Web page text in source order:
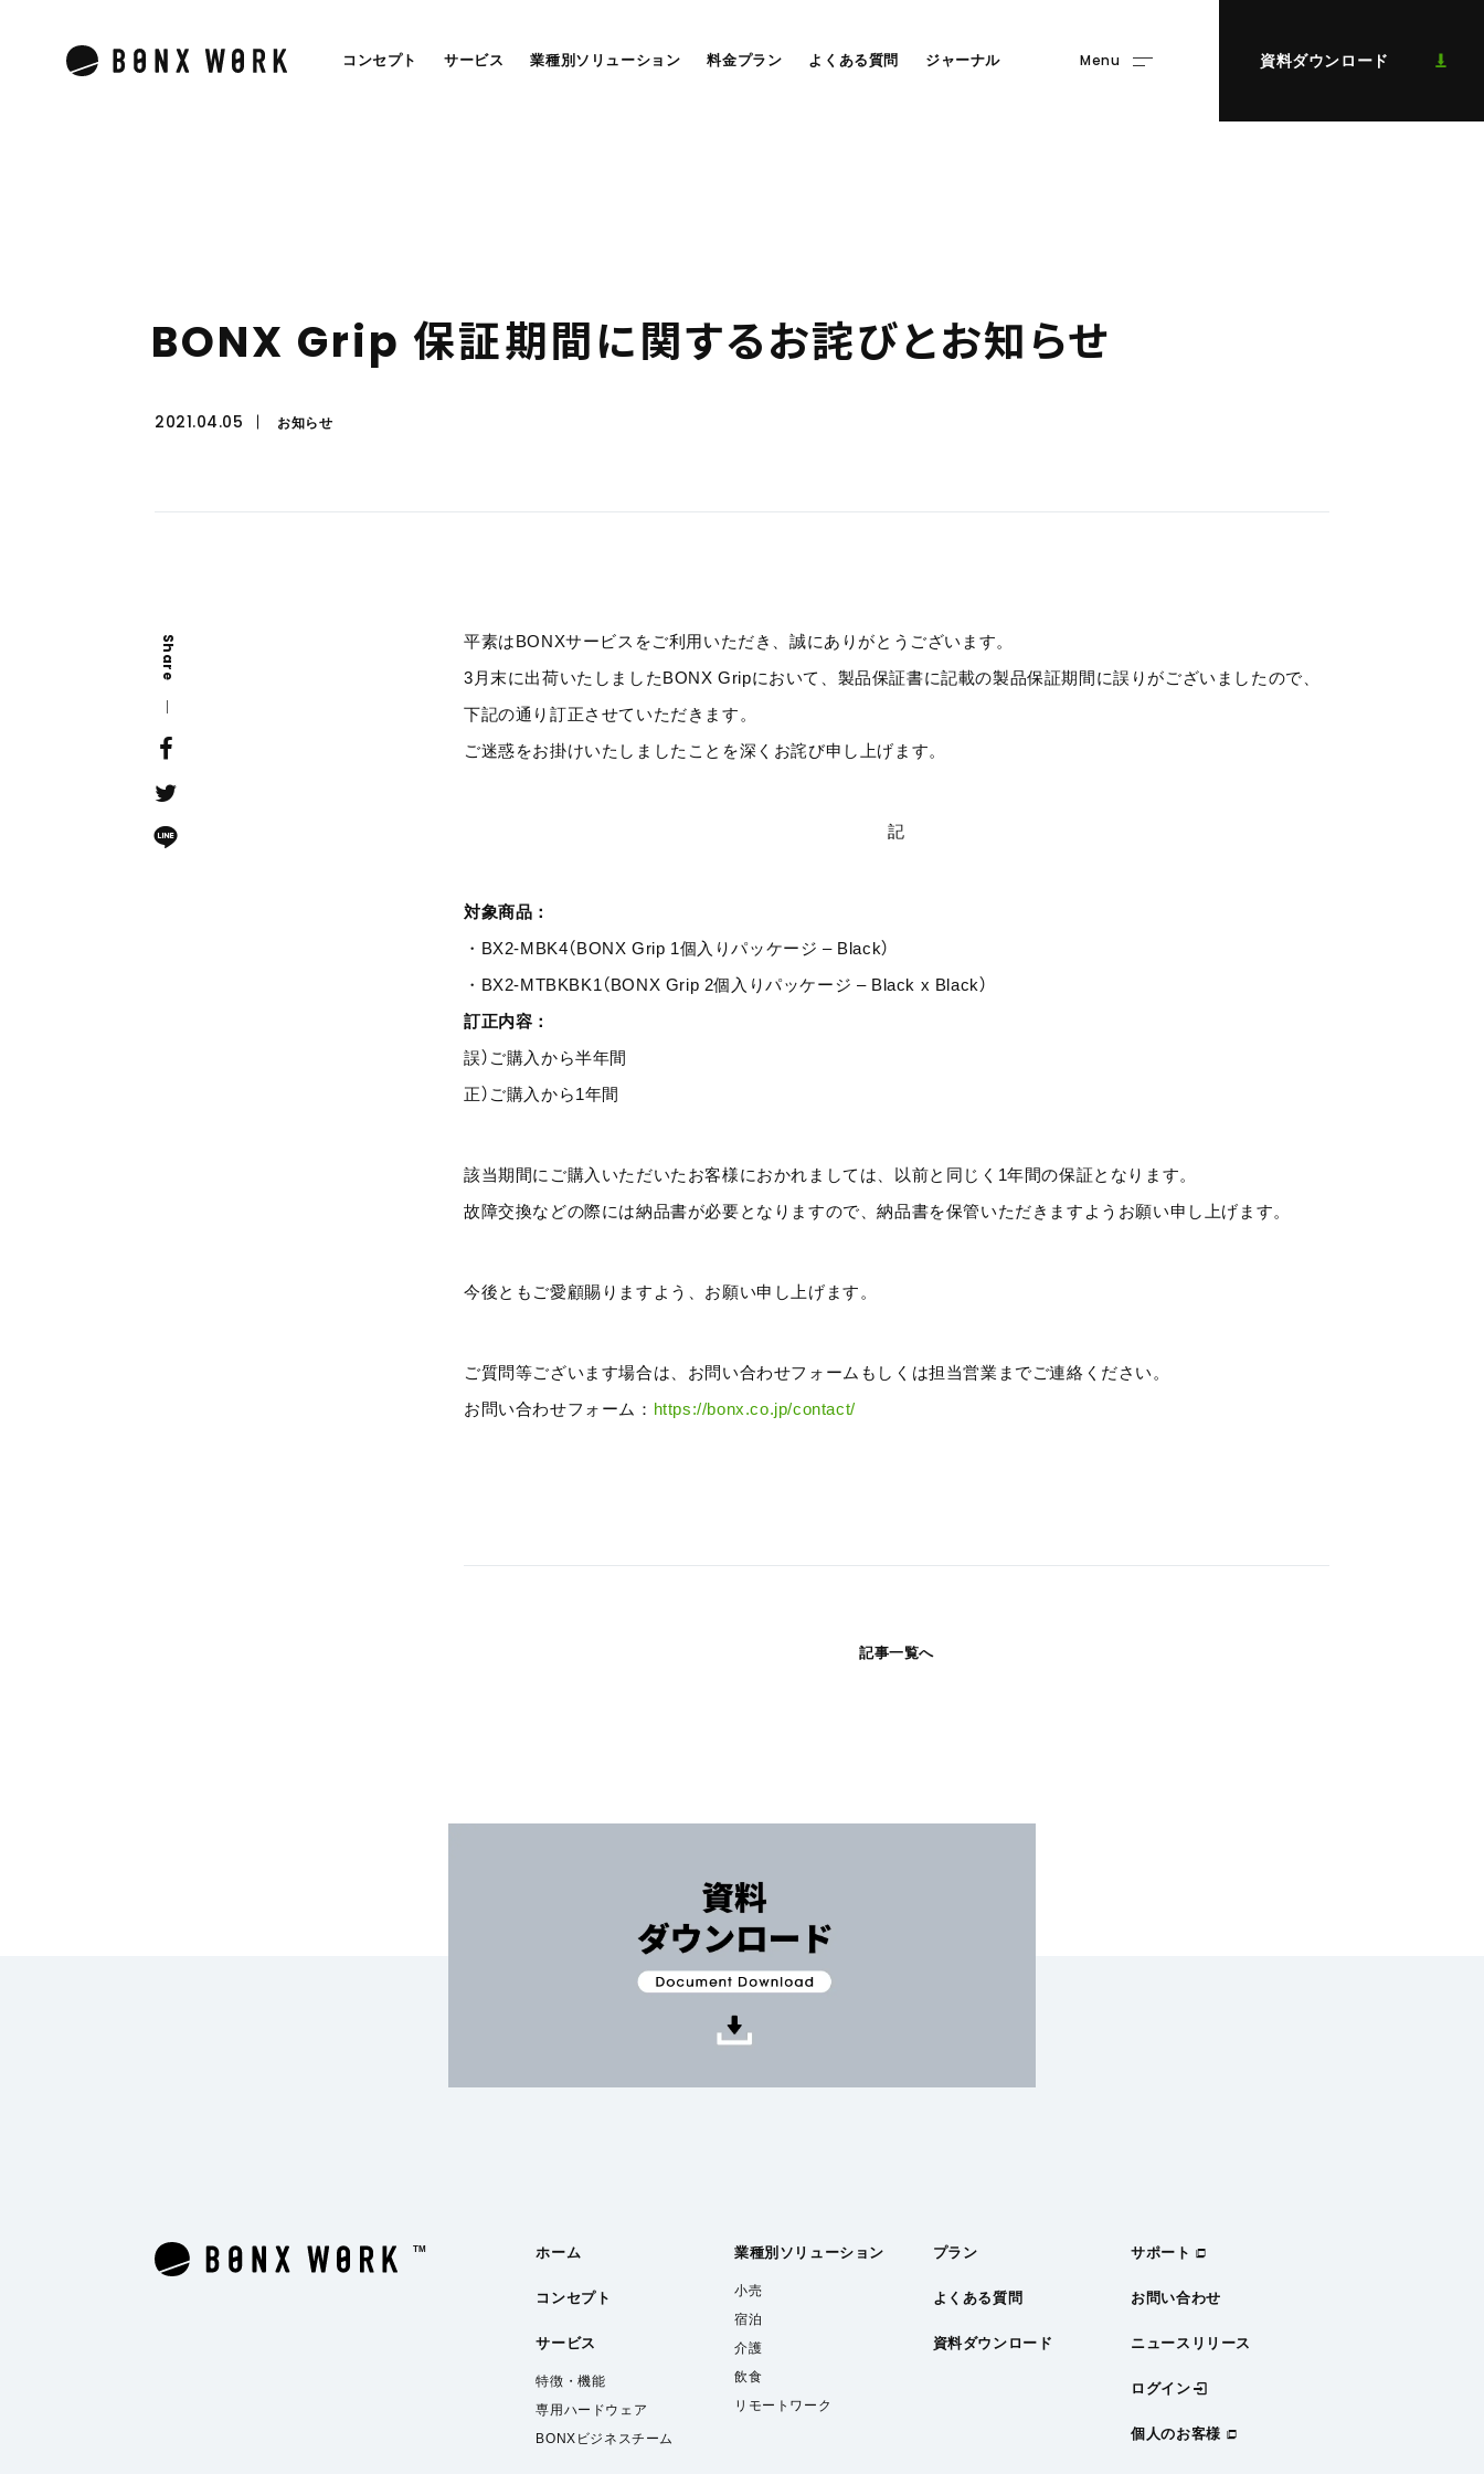
コンセプト サービス 業種別ソリューション 料金プラン よくある質問 ジャーナル Menu 資料ダウンロード
BONX Grip 保証期間に関するお詫びとお知らせ
2021.04.05 お知らせ
Share
平素はBONXサービスをご利用いただき、誠にありがとうございます。
3月末に出荷いたしましたBONX Gripにおいて、製品保証書に記載の製品保証期間に誤りがございましたので、
下記の通り訂正させていただきます。
ご迷惑をお掛けいたしましたことを深くお詫び申し上げます。
記
対象商品：
・BX2-MBK4（BONX Grip 1個入りパッケージ – Black）
・BX2-MTBKBK1（BONX Grip 2個入りパッケージ – Black x Black）
訂正内容：
誤）ご購入から半年間
正）ご購入から1年間
該当期間にご購入いただいたお客様におかれましては、以前と同じく1年間の保証となります。
故障交換などの際には納品書が必要となりますので、納品書を保管いただきますようお願い申し上げます。
今後ともご愛顧賜りますよう、お願い申し上げます。
ご質問等ございます場合は、お問い合わせフォームもしくは担当営業までご連絡ください。
お問い合わせフォーム： https://bonx.co.jp/contact/
記事一覧へ
ホーム
コンセプト
サービス
特徴・機能
専用ハードウェア
BONXビジネスチーム
業種別 ソリューション
小売
宿泊
介護
飲食
リモートワーク
プラン
よくある質問
資料ダウンロード
サポート
お問い合わせ
ニュースリリース
ログイン
個人のお客様